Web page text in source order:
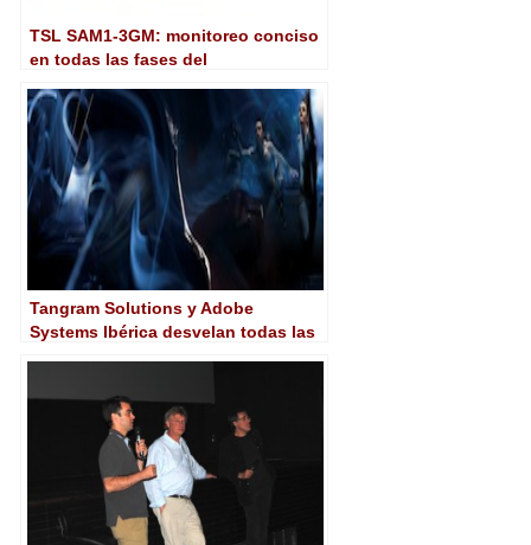
TSL SAM1-3GM: monitoreo conciso
en todas las fases del
Tangram Solutions y Adobe
Systems Ibérica desvelan todas las